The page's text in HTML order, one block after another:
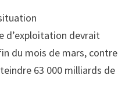
d’exploitation devrait
du mois de mars, contre
63 000 milliards de